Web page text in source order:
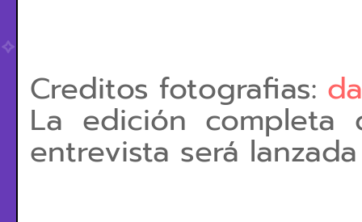
Creditos fotografias:
La edición
entrevista será